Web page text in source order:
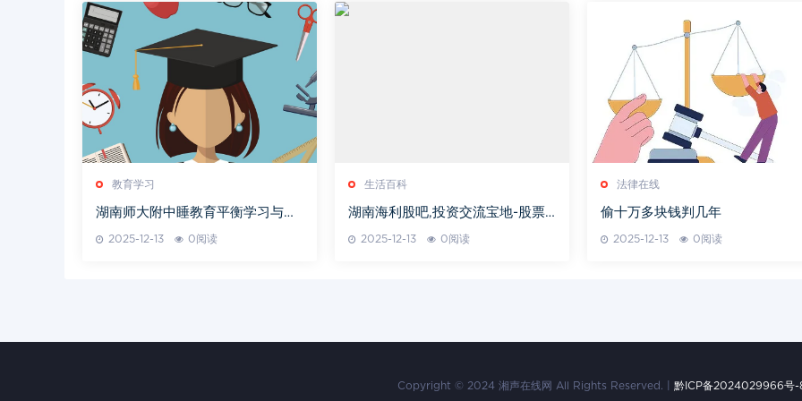
教育学习
湖南师大附中睡教育平衡学习与休
2025-12-13 0阅读
生活百科
湖南海利股吧,投资交流宝地-股票
2025-12-13 0阅读
法律在线
偷十万多块钱判几年
2025-12-13 0阅读
Copyright © 2024 湘声在线网 All Rights Reserved. | 黔ICP备2024029966号-